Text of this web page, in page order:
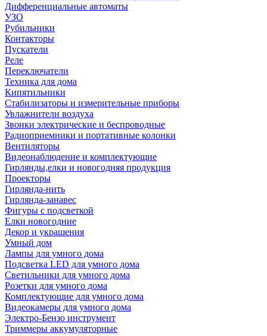
Дифференциальные автоматы
УЗО
Рубильники
Контакторы
Пускатели
Реле
Переключатели
Техника для дома
Кипятильники
Стабилизаторы и измерительные приборы
Увлажнители воздуха
Звонки электрические и беспроводные
Радиоприемники и портативные колонки
Вентиляторы
Видеонаблюдение и комплектующие
Гирлянды,елки и новогодняя продукция
Проекторы
Гирлянда-нить
Гирлянда-занавес
Фигуры с подсветкой
Елки новогодние
Декор и украшения
Умный дом
Лампы для умного дома
Подсветка LED для умного дома
Светильники для умного дома
Розетки для умного дома
Комплектующие для умного дома
Видеокамеры для умного дома
Электро-Бензо инструмент
Триммеры аккумуляторные